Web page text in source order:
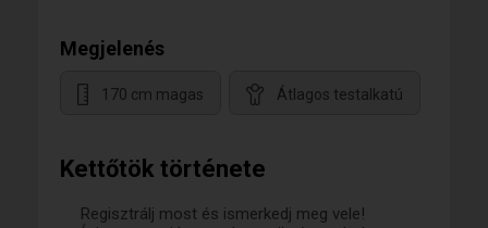
Kettőtök története
Regisztrálj most és ismerkedj meg vele!
Megjelenés
170 cm magas Átlagos testalkatú